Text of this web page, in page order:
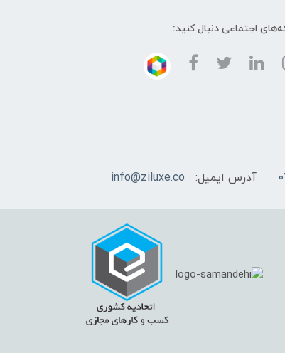
اجتماعی دنبال کنید:
آدرس ایمیل: info@ziluxe.co